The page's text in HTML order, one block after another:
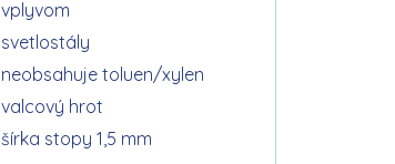
vplyvom
svetlostály
neobsahuje toluen/xylen
valcový hrot
šírka stopy 1,5 mm